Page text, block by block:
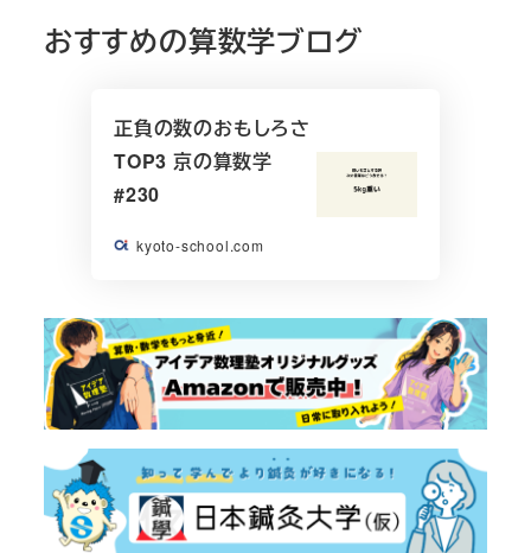
おすすめの算数学ブログ
正負の数のおもしろさ
TOP3 京の算数学
#230
kyoto-school.com